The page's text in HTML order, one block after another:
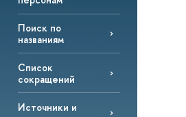
Поиск по
названиям
Список
сокращений
Источники и